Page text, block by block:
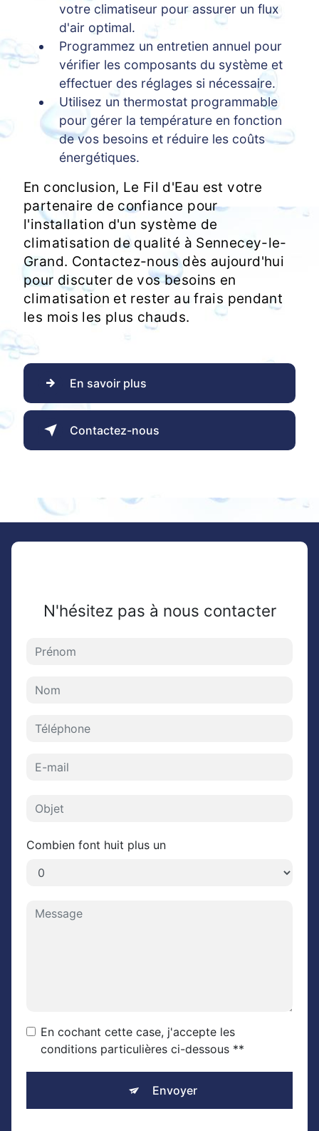
votre climatiseur pour assurer un flux
d'air optimal.
Programmez un entretien annuel pour
vérifier les composants du système et
effectuer des réglages si nécessaire.
Utilisez un thermostat programmable
pour gérer la température en fonction
de vos besoins et réduire les coûts
énergétiques.
En conclusion, Le Fil d'Eau est votre
partenaire de confiance pour
l'installation d'un système de
climatisation de qualité à Sennecey-le-
Grand. Contactez-nous dès aujourd'hui
pour discuter de vos besoins en
climatisation et rester au frais pendant
les mois les plus chauds.
En savoir plus
Contactez-nous
N'hésitez pas à nous contacter
Combien font huit plus un
En cochant cette case, j'accepte les
conditions particulières ci-dessous **
Envoyer